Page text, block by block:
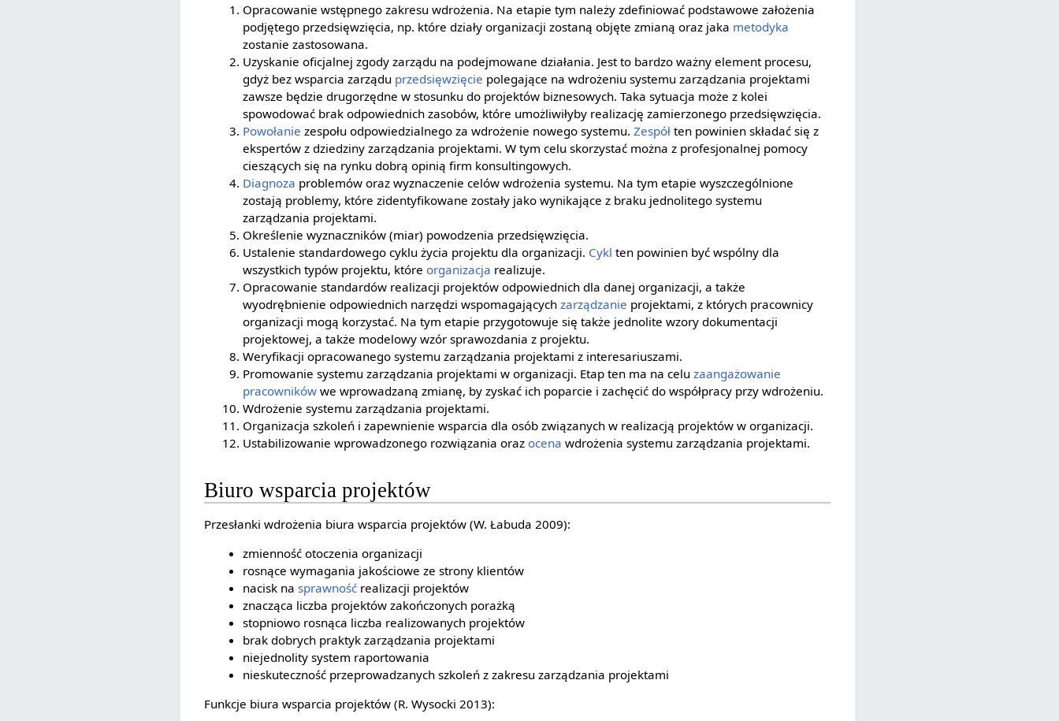
Opracowanie wstępnego zakresu wdrożenia. Na etapie tym należy zdefiniować podstawowe założenia
podjętego przedsięwzięcia, np. które działy organizacji zostaną objęte zmianą oraz jaka metodyka
zostanie zastosowana.
Uzyskanie oficjalnej zgody zarządu na podejmowane działania. Jest to bardzo ważny element procesu,
gdyż bez wsparcia zarządu przedsięwzięcie polegające na wdrożeniu systemu zarządzania projektami
zawsze będzie drugorzędne w stosunku do projektów biznesowych. Taka sytuacja może z kolei
spowodować brak odpowiednich zasobów, które umożliwiłyby realizację zamierzonego przedsięwzięcia.
Powołanie zespołu odpowiedzialnego za wdrożenie nowego systemu. Zespół ten powinien składać się z
ekspertów z dziedziny zarządzania projektami. W tym celu skorzystać można z profesjonalnej pomocy
cieszących się na rynku dobrą opinią firm konsultingowych.
Diagnoza problemów oraz wyznaczenie celów wdrożenia systemu. Na tym etapie wyszczególnione
zostają problemy, które zidentyfikowane zostały jako wynikające z braku jednolitego systemu
zarządzania projektami.
Określenie wyznaczników (miar) powodzenia przedsięwzięcia.
Ustalenie standardowego cyklu życia projektu dla organizacji. Cykl ten powinien być wspólny dla
wszystkich typów projektu, które organizacja realizuje.
Opracowanie standardów realizacji projektów odpowiednich dla danej organizacji, a także
wyodrębnienie odpowiednich narzędzi wspomagających zarządzanie projektami, z których pracownicy
organizacji mogą korzystać. Na tym etapie przygotowuje się także jednolite wzory dokumentacji
projektowej, a także modelowy wzór sprawozdania z projektu.
Weryfikacji opracowanego systemu zarządzania projektami z interesariuszami.
Promowanie systemu zarządzania projektami w organizacji. Etap ten ma na celu zaangażowanie
pracowników we wprowadzaną zmianę, by zyskać ich poparcie i zachęcić do współpracy przy wdrożeniu.
Wdrożenie systemu zarządzania projektami.
Organizacja szkoleń i zapewnienie wsparcia dla osób związanych w realizacją projektów w organizacji.
Ustabilizowanie wprowadzonego rozwiązania oraz ocena wdrożenia systemu zarządzania projektami.
Biuro wsparcia projektów
Przesłanki wdrożenia biura wsparcia projektów (W. Łabuda 2009):
zmienność otoczenia organizacji
rosnące wymagania jakościowe ze strony klientów
nacisk na sprawność realizacji projektów
znacząca liczba projektów zakończonych porażką
stopniowo rosnąca liczba realizowanych projektów
brak dobrych praktyk zarządzania projektami
niejednolity system raportowania
nieskuteczność przeprowadzanych szkoleń z zakresu zarządzania projektami
Funkcje biura wsparcia projektów (R. Wysocki 2013):